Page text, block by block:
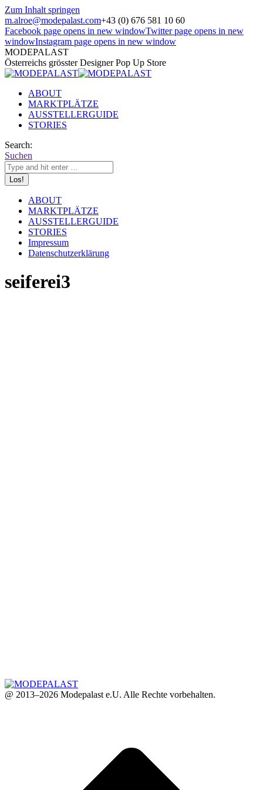
Zum Inhalt springen
m.alroe@modepalast.com+43 (0) 676 581 10 60
Facebook page opens in new windowTwitter page opens in new
windowInstagram page opens in new window
MODEPALAST
Österreichs grösster Designer Pop Up Store
ABOUT
MARKTPLÄTZE
AUSSTELLERGUIDE
STORIES
Search:
Suchen
ABOUT
MARKTPLÄTZE
AUSSTELLERGUIDE
STORIES
Impressum
Datenschutzerklärung
seiferei3
@ 2013–2026 Modepalast e.U. Alle Rechte vorbehalten.